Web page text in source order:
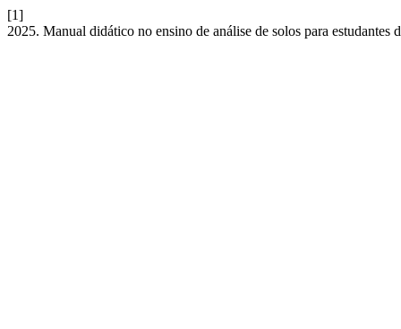
[1]
2025. Manual didático no ensino de análise de solos para